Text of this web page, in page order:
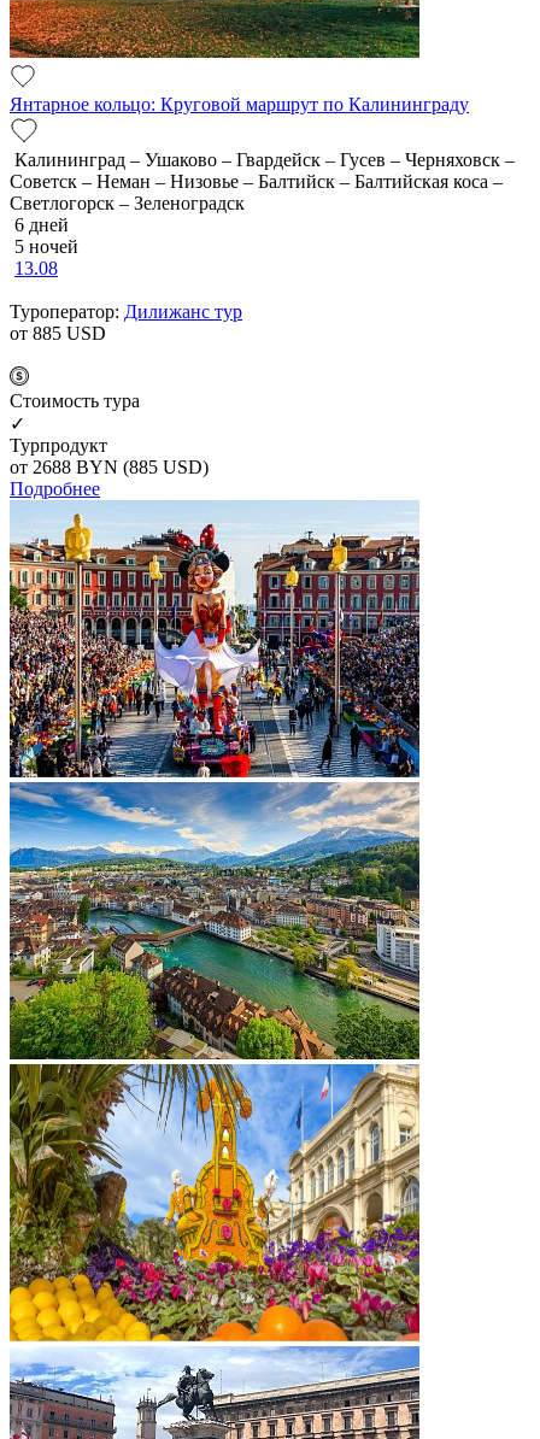
Янтарное кольцо: Круговой маршрут по Калининграду
Калининград – Ушаково – Гвардейск – Гусев – Черняховск –
Советск – Неман – Низовье – Балтийск – Балтийская коса –
Светлогорск – Зеленоградск
6 дней
5 ночей
13.08
Туроператор: Дилижанс тур
от 885 USD
Cтоимость тура
✓
Турпродукт
от 2688 BYN (885 USD)
Подробнее